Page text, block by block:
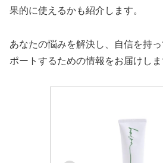
果的に使えるかも紹介します。
あなたの悩みを解決し、自信を持
ポートするための情報をお届けしま